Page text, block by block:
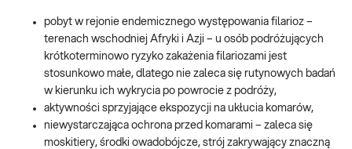
pobyt w rejonie endemicznego występowania filarioz –
terenach wschodniej Afryki i Azji – u osób podróżujących
krótkoterminowo ryzyko zakażenia filariozami jest
stosunkowo małe, dlatego nie zaleca się rutynowych badań
w kierunku ich wykrycia po powrocie z podróży,
aktywności sprzyjające ekspozycji na ukłucia komarów,
niewystarczająca ochrona przed komarami – zaleca się
moskitiery, środki owadobójcze, strój zakrywający znaczną